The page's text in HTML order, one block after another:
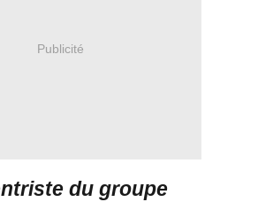
Publicité
du groupe